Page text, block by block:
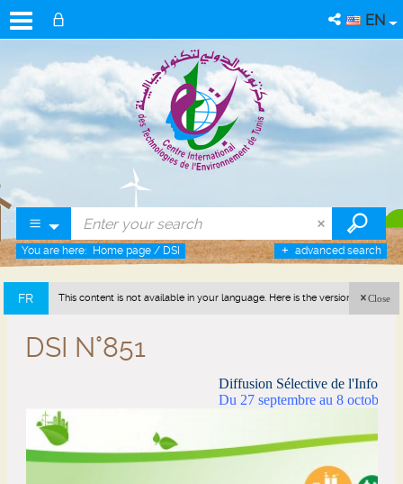
EN
advanced search
You are here: Home page / DSI
FR This content is not available in your language. Here is the version in french
Close
DSI N°851